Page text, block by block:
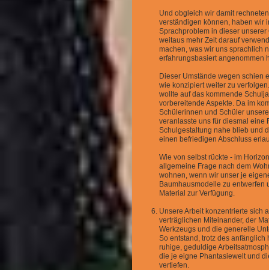
Und obgleich wir damit
verständigen können, haben wir
Sprachproblem in dieser unserer
weitaus mehr Zeit darauf
machen, was wir uns sprachlich
erfahrungsbasiert angenommen
Dieser Umstände wegen schien
wie konzipiert weiter zu
wollte auf das kommende
vorbereitende Aspekte. Da im
Schülerinnen und Schüler
veranlasste uns für diesmal eine
Schulgestaltung nahe blieb und
einen befriedigen Abschluss
Wie von selbst rückte ‐ im
allgemeine Frage nach dem
wohnen, wenn wir unser je
Baumhausmodelle zu entwerfen
Material zur Verfügung.
Unsere Arbeit konzentrierte sich
verträglichen Miteinander, der
Werkzeugs und die generelle
So entstand, trotz des
ruhige, geduldige
die je eigne Phantasiewelt und
vertiefen.